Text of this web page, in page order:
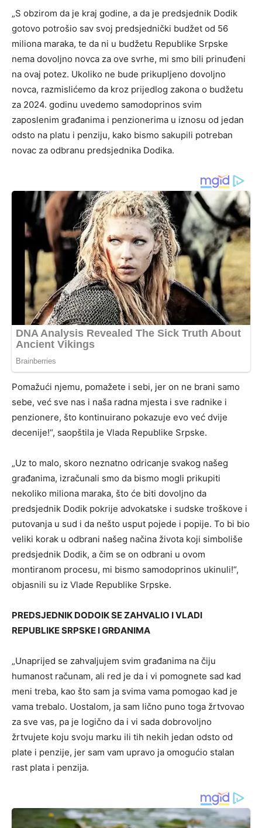
„S obzirom da je kraj godine, a da je predsjednik Dodik
gotovo potrošio sav svoj predsjednički budžet od 56
miliona maraka, te da ni u budžetu Republike Srpske
nema dovoljno novca za ove svrhe, mi smo bili prinuđeni
na ovaj potez. Ukoliko ne bude prikupljeno dovoljno
novca, razmislićemo da kroz prijedlog zakona o budžetu
za 2024. godinu uvedemo samodoprinos svim
zaposlenim građanima i penzionerima u iznosu od jedan
odsto na platu i penziju, kako bismo sakupili potreban
novac za odbranu predsjednika Dodika.
Pomažući njemu, pomažete i sebi, jer on ne brani samo
sebe, već sve nas i naša radna mjesta i sve radnike i
penzionere, što kontinuirano pokazuje evo već dvije
decenije!“, saopštila je Vlada Republike Srpske.
„Uz to malo, skoro neznatno odricanje svakog našeg
građanima, izračunali smo da bismo mogli prikupiti
nekoliko miliona maraka, što će biti dovoljno da
predsjednik Dodik pokrije advokatske i sudske troškove i
putovanja u sud i da nešto usput pojede i popije. To bi bio
veliki korak u odbrani našeg načina života koji simboliše
predsjednik Dodik, a čim se on odbrani u ovom
montiranom procesu, mi bismo samodoprinos ukinuli!“,
objasnili su iz Vlade Republike Srpske.
PREDSJEDNIK DODOIK SE ZAHVALIO I VLADI
REPUBLIKE SRPSKE I GRĐANIMA
„Unaprijed se zahvaljujem svim građanima na čiju
humanost računam, ali red je da i vi pomognete sad kad
meni treba, kao što sam ja svima vama pomogao kad je
vama trebalo. Uostalom, ja sam lično puno toga žrtvovao
za sve vas, pa je logično da i vi sada dobrovoljno
žrtvujete koju svoju marku ili tih nekih jedan odsto od
plate i penzije, jer sam vam upravo ja omogućio stalan
rast plata i penzija.